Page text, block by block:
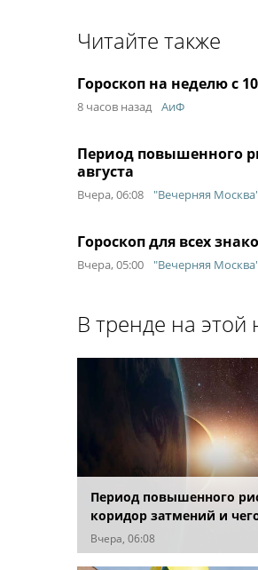
Читайте также
Гороскоп на неделю с
8 часов назад АиФ
Период повышенного
августа
Вчера, 06:08 "Вечерняя
Гороскоп для всех
Вчера, 05:00 "Вечерняя
В тренде на этой
Период повышенного
коридор затмений и
28 августа
Вчера, 06:08